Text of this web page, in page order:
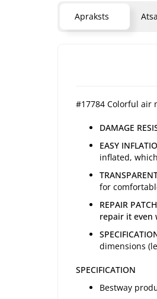
Apraksts
#17784 Colorful air
DAMAGE
EASY
inflated,
for
REPAIR
repair it even
dimensions
SPECIFICATION
Bestway